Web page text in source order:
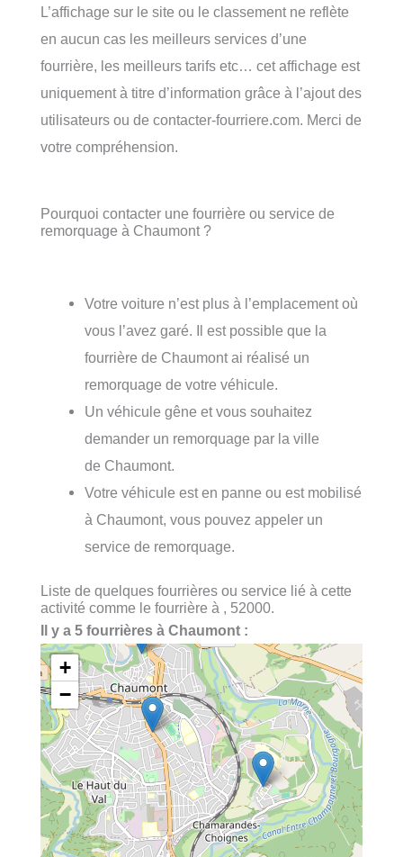
L’affichage sur le site ou le classement ne reflète
en aucun cas les meilleurs services d’une
fourrière, les meilleurs tarifs etc… cet affichage est
uniquement à titre d’information grâce à l’ajout des
utilisateurs ou de contacter-fourriere.com. Merci de
votre compréhension.
Pourquoi contacter une fourrière ou service de
remorquage à Chaumont ?
Votre voiture n’est plus à l’emplacement où
vous l’avez garé. Il est possible que la
fourrière de Chaumont ai réalisé un
remorquage de votre véhicule.
Un véhicule gêne et vous souhaitez
demander un remorquage par la ville
de Chaumont.
Votre véhicule est en panne ou est mobilisé
à Chaumont, vous pouvez appeler un
service de remorquage.
Liste de quelques fourrières ou service lié à cette
activité comme le fourrière à , 52000.
Il y a 5 fourrières à Chaumont :
+
−